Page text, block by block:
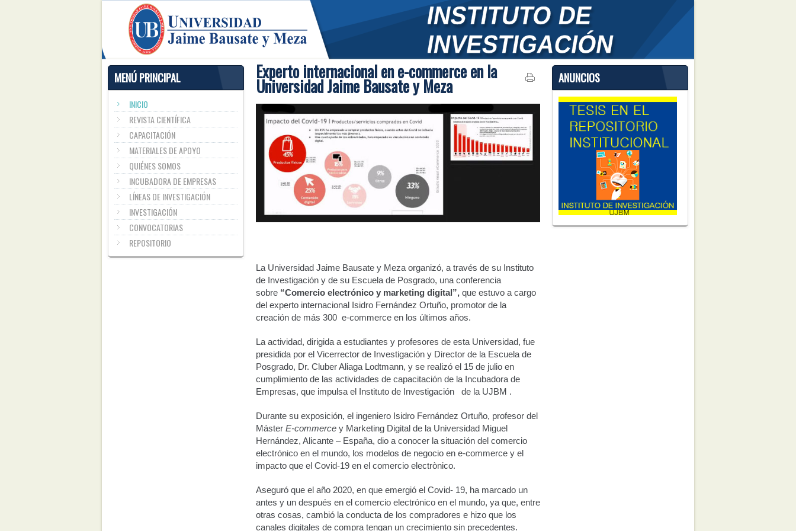
MENÚ PRINCIPAL
INICIO
REVISTA CIENTÍFICA
CAPACITACIÓN
MATERIALES DE APOYO
QUIÉNES SOMOS
INCUBADORA DE EMPRESAS
LÍNEAS DE INVESTIGACIÓN
INVESTIGACIÓN
CONVOCATORIAS
REPOSITORIO
Experto internacional en e-commerce en la
Universidad Jaime Bausate y Meza
La Universidad Jaime Bausate y Meza organizó, a través de su Instituto
de Investigación y de su Escuela de Posgrado, una conferencia
sobre “Comercio electrónico y marketing digital”,que estuvo a cargo
del experto internacional Isidro Fernández Ortuño, promotor de la
creación de más 300 e-commerce en los últimos años.
La actividad, dirigida a estudiantes y profesores de esta Universidad, fue
presidida por el Vicerrector de Investigación y Director de la Escuela de
Posgrado, Dr. Cluber Aliaga Lodtmann, y se realizó el 15 de julio en
cumplimiento de las actividades de capacitación de la Incubadora de
Empresas, que impulsa el Instituto de Investigación de la UJBM .
Durante su exposición, el ingeniero Isidro Fernández Ortuño, profesor del
Máster E-commercey Marketing Digital de la Universidad Miguel
Hernández, Alicante – España, dio a conocer la situación del comercio
electrónico en el mundo, los modelos de negocio en e-commerce y el
impacto que el Covid-19 en el comercio electrònico.
Aseguró que el año 2020, en que emergió el Covid- 19, ha marcado un
antes y un después en el comercio electrónico en el mundo, ya que, entre
otras cosas, cambió la conducta de los compradores e hizo que los
canales digitales de compra tengan un crecimiento sin precedentes.
ANUNCIOS